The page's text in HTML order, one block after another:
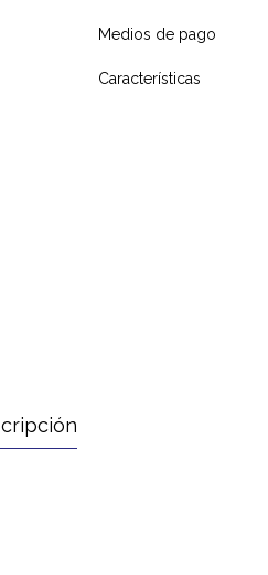
Medios de pago
Características